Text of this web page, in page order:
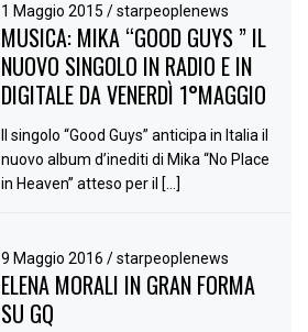
1 Maggio 2015/ starpeoplenews
MUSICA: MIKA “GOOD GUYS ” IL
NUOVO SINGOLO IN RADIO E IN
DIGITALE DA VENERDÌ 1°MAGGIO
Il singolo “Good Guys” anticipa in Italia il
nuovo album d’inediti di Mika “No Place
in Heaven” atteso per il […]
9 Maggio 2016/ starpeoplenews
ELENA MORALI IN GRAN FORMA
SU GQ